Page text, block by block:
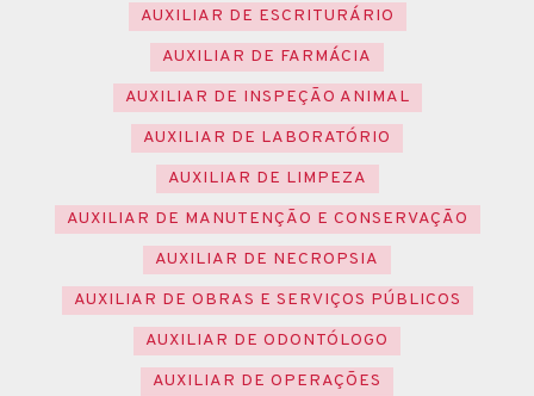
AUXILIAR DE ESCRITURÁRIO
AUXILIAR DE FARMÁCIA
AUXILIAR DE INSPEÇÃO ANIMAL
AUXILIAR DE LABORATÓRIO
AUXILIAR DE LIMPEZA
AUXILIAR DE MANUTENÇÃO E CONSERVAÇÃO
AUXILIAR DE NECROPSIA
AUXILIAR DE OBRAS E SERVIÇOS PÚBLICOS
AUXILIAR DE ODONTÓLOGO
AUXILIAR DE OPERAÇÕES